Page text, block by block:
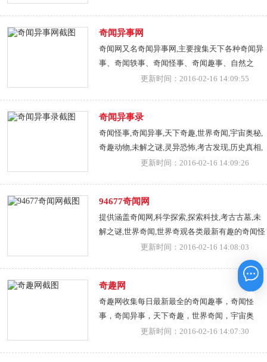
奇闻异事网
奇闻网又名奇闻异事网,主要搜集天下各种奇闻异
事、奇闻轶事、奇闻怪事、奇闻趣事、自然之
谜、人文奇观、奇谈怪论、科学探索等未解之
更新时间：2016-02-16 14:09:55
奇闻异事录
奇闻怪事,奇闻异事,天下奇趣,世界奇闻,宇宙奥秘,
奇趣动物,未解之谜,灵异恐怖,考古发现,历史真相,
更新时间：2016-02-16 14:09:26
94677奇闻网
提供涵盖奇闻网,科学探索,探索科技,考古古墓,未
解之谜,世界奇闻,世界奇观各类最新有趣的奇闻怪
更新时间：2016-02-16 14:08:03
奇趣网
奇趣网收集每日最新最全的奇闻趣事，奇闻怪
事，奇闻异事，天下奇趣，世界奇闻，宇宙奥
秘，奇趣动物，未解之谜，灵异恐怖，考古发
更新时间：2016-02-16 14:07:30